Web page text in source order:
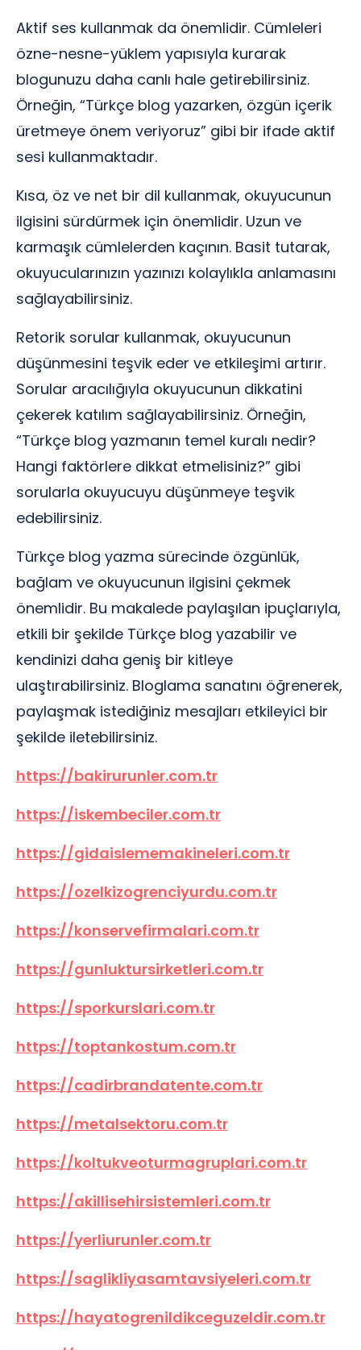
Aktif ses kullanmak da önemlidir. Cümleleri
özne-nesne-yüklem yapısıyla kurarak
blogunuzu daha canlı hale getirebilirsiniz.
Örneğin, “Türkçe blog yazarken, özgün içerik
üretmeye önem veriyoruz” gibi bir ifade aktif
sesi kullanmaktadır.
Kısa, öz ve net bir dil kullanmak, okuyucunun
ilgisini sürdürmek için önemlidir. Uzun ve
karmaşık cümlelerden kaçının. Basit tutarak,
okuyucularınızın yazınızı kolaylıkla anlamasını
sağlayabilirsiniz.
Retorik sorular kullanmak, okuyucunun
düşünmesini teşvik eder ve etkileşimi artırır.
Sorular aracılığıyla okuyucunun dikkatini
çekerek katılım sağlayabilirsiniz. Örneğin,
“Türkçe blog yazmanın temel kuralı nedir?
Hangi faktörlere dikkat etmelisiniz?” gibi
sorularla okuyucuyu düşünmeye teşvik
edebilirsiniz.
Türkçe blog yazma sürecinde özgünlük,
bağlam ve okuyucunun ilgisini çekmek
önemlidir. Bu makalede paylaşılan ipuçlarıyla,
etkili bir şekilde Türkçe blog yazabilir ve
kendinizi daha geniş bir kitleye
ulaştırabilirsiniz. Bloglama sanatını öğrenerek,
paylaşmak istediğiniz mesajları etkileyici bir
şekilde iletebilirsiniz.
https://bakirurunler.com.tr
https://iskembeciler.com.tr
https://gidaislememakineleri.com.tr
https://ozelkizogrenciyurdu.com.tr
https://konservefirmalari.com.tr
https://gunluktursirketleri.com.tr
https://sporkurslari.com.tr
https://toptankostum.com.tr
https://cadirbrandatente.com.tr
https://metalsektoru.com.tr
https://koltukveoturmagruplari.com.tr
https://akillisehirsistemleri.com.tr
https://yerliurunler.com.tr
https://saglikliyasamtavsiyeleri.com.tr
https://hayatogrenildikceguzeldir.com.tr